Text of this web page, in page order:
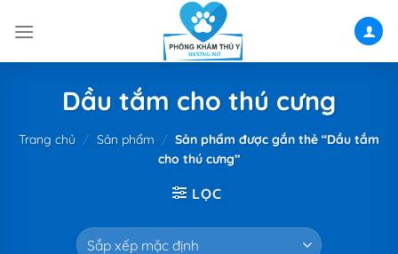
Dầu tắm cho thú cưng
Trang chủ / Sản phẩm / Sản phẩm được gắn thẻ “Dầu tắm
cho thú cưng”
LỌC